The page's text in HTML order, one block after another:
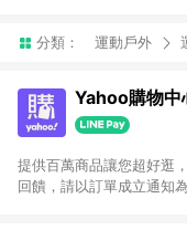
分類： 運動戶外
Yahoo購物中
提供百萬商品讓您超好逛
回饋，請以訂單成立通知為準 1. 請注意以下品類商品均無